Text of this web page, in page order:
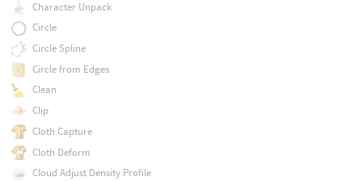
Character Unpack
Circle
Circle Spline
Circle from Edges
Clean
Clip
Cloth Capture
Cloth Deform
Cloud Adjust Density Profile